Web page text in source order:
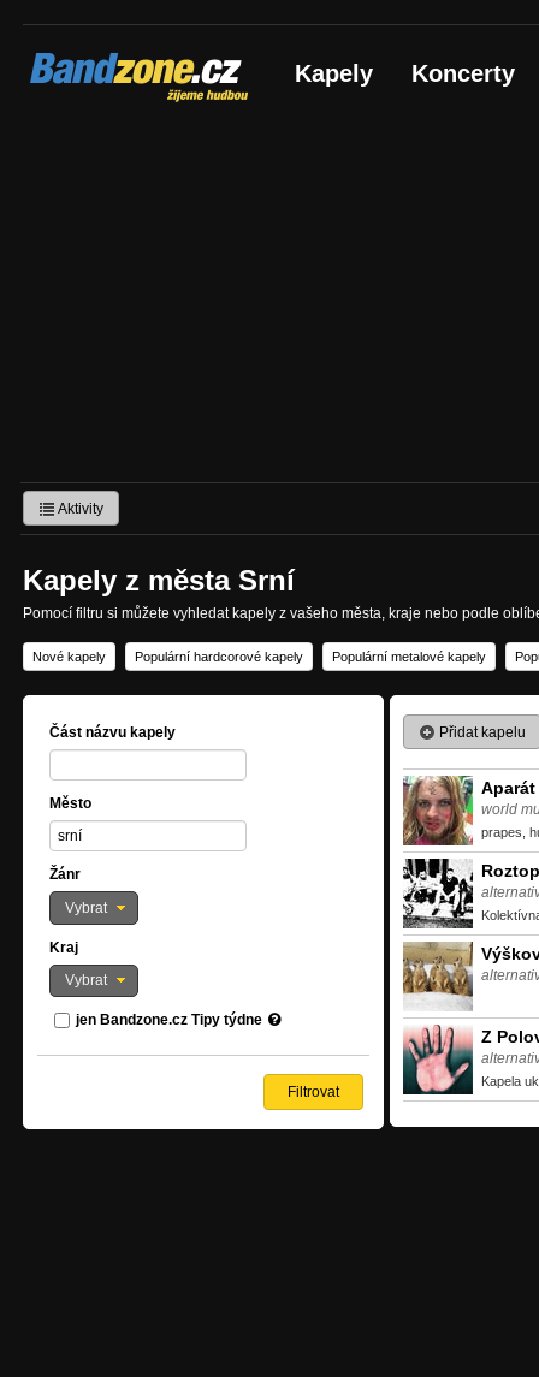
Bandzone.cz
žijeme hudbou Kapely Koncerty
Aktivity
Kapely z města Srní
Pomocí filtru si můžete vyhledat kapely z vašeho města, kraje nebo podle
Nové kapely Populární hardcorové kapely Populární metalové kapely
Část názvu kapely
Město
Žánr
Vybrat
Kraj
Vybrat
jen Bandzone.cz Tipy týdne
Přidat kapelu
Aparát
world
prapes,
Z
Kapela